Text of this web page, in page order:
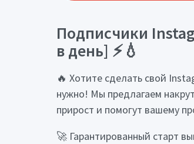
Подписчики
в день] ⚡💧
🔥 Хотите сделать свой
нужно! Мы предлагаем
прирост и помогут вашему
🚀 Гарантированный старт